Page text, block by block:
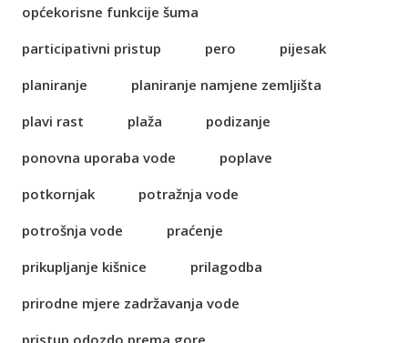
općekorisne funkcije šuma
participativni pristup
pero
pijesak
planiranje
planiranje namjene zemljišta
plavi rast
plaža
podizanje
ponovna uporaba vode
poplave
potkornjak
potražnja vode
potrošnja vode
praćenje
prikupljanje kišnice
prilagodba
prirodne mjere zadržavanja vode
pristup odozdo prema gore